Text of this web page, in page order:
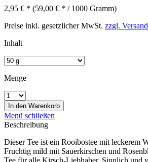
2,95 € * (59,00 € * / 1000 Gramm)
Preise inkl. gesetzlicher MwSt. zzgl.
Inhalt
Menge
In den Warenkorb
Menü schließen
Beschreibung
Dieser Tee ist ein Rooibostee mit leckerem
Fruchtig mild mit Sauerkirschen und
Tee für alle Kirsch-Liebhaber. Sinnlich und